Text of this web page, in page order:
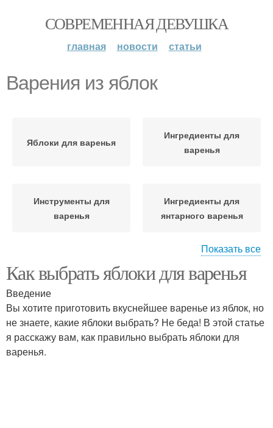
СОВРЕМЕННАЯ ДЕВУШКА
главная новости статьи
Варения из яблок
Яблоки для варенья
Ингредиенты для
варенья
Инструменты для
варенья
Ингредиенты для
янтарного варенья
Варение из яблок Янтарное варение
Варения с добавлением
Показать все
Как выбрать яблоки для варенья
Введение
Вы хотите приготовить вкуснейшее варенье из яблок, но
не знаете, какие яблоки выбрать? Не беда! В этой статье
я расскажу вам, как правильно выбрать яблоки для
варенья.